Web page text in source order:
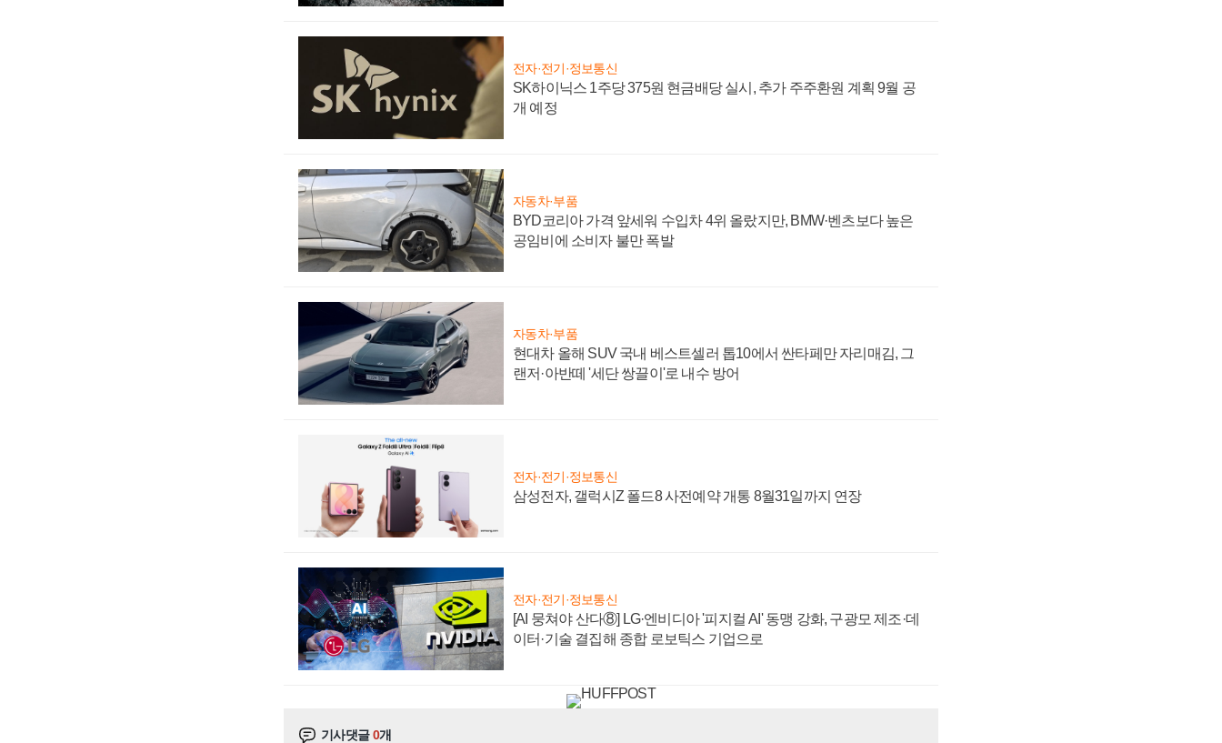
전자·전기·정보통신
SK하이닉스 1주당 375원 현금배당 실시, 추가 주주환원 계획 9월 공
개 예정
자동차·부품
BYD코리아 가격 앞세워 수입차 4위 올랐지만, BMW·벤츠보다 높은
공임비에 소비자 불만 폭발
자동차·부품
현대차 올해 SUV 국내 베스트셀러 톱10에서 싼타페만 자리매김, 그
랜저·아반떼 '세단 쌍끌이'로 내수 방어
전자·전기·정보통신
삼성전자, 갤럭시Z 폴드8 사전예약 개통 8월31일까지 연장
전자·전기·정보통신
[AI 뭉쳐야 산다⑧] LG·엔비디아 '피지컬 AI' 동맹 강화, 구광모 제조·데
이터·기술 결집해 종합 로보틱스 기업으로
기사댓글0개